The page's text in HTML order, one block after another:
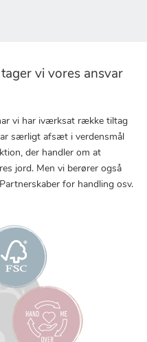
vi vores ansvar
vi har iværksat række tiltag
særligt afsæt i verdensmål
der handler om at
jord. Men vi berører også
for handling osv.